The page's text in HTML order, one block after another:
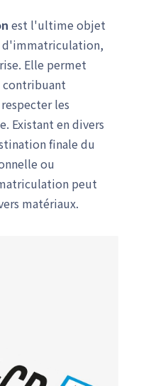
est l'ultime objet
Elle permet
contribuant
les
Existant en divers
finale du
ou
peut
matériaux.